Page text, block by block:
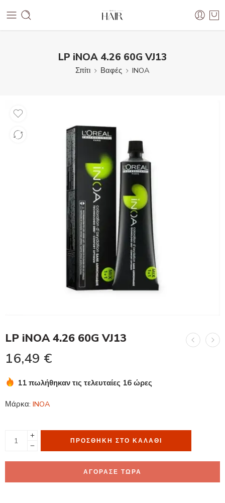
LP iNOA 4.26 60G VJ13
Σπίτι Βαφές INOA
LP iNOA 4.26 60G VJ13
16,49 €
11 πωλήθηκαν τις τελευταίες 16 ώρες
Μάρκα: INOA
ΠΡΟΣΘΉΚΗ ΣΤΟ ΚΑΛΆΘΙ
ΑΓΟΡΑΣΕ ΤΩΡΑ